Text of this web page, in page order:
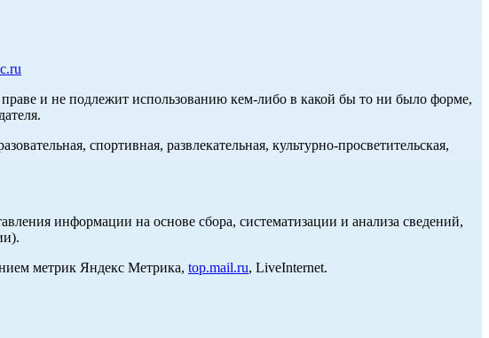
и не подлежит использованию кем-либо в какой бы то ни было форме,
спортивная, развлекательная, культурно-просветительская,
информации на основе сбора, систематизации и анализа сведений,
метрик Яндекс Метрика, top.mail.ru, LiveInternet.